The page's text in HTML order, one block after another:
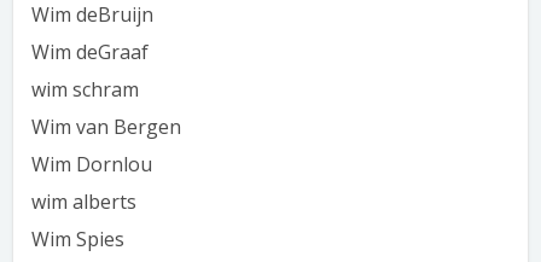
Wim deBruijn
Wim deGraaf
wim schram
Wim van Bergen
Wim Dornlou
wim alberts
Wim Spies